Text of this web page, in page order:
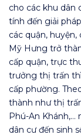
cho các khu dân
tính đến giải
các quận,
Mỹ Hưng trở
cấp quận, trực
trưởng thị trấn
cấp phường.
thành như thị
Phú-An Khánh,…
dân cư đến sinh